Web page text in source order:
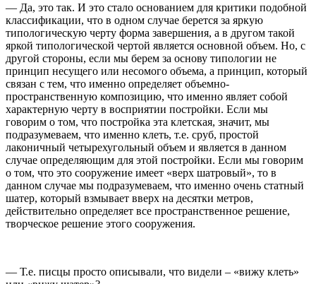
— Да, это так. И это стало основанием для критики подобной
классификации, что в одном случае берется за яркую
типологическую черту форма завершения, а в другом такой
яркой типологической чертой является основной объем. Но, с
другой стороны, если мы берем за основу типологии не
принцип несущего или несомого объема, а принцип, который
связан с тем, что именно определяет объемно-
пространственную композицию, что именно являет собой
характерную черту в восприятии постройки. Если мы
говорим о том, что постройка эта клетская, значит, мы
подразумеваем, что именно клеть, т.е. сруб, простой
лаконичный четырехугольный объем и является в данном
случае определяющим для этой постройки. Если мы говорим
о том, что это сооружение имеет «верх шатровый», то в
данном случае мы подразумеваем, что именно очень статный
шатер, который взмывает вверх на десятки метров,
действительно определяет все пространственное решение,
творческое решение этого сооружения.
— Т.е. писцы просто описывали, что видели – «вижу клеть»